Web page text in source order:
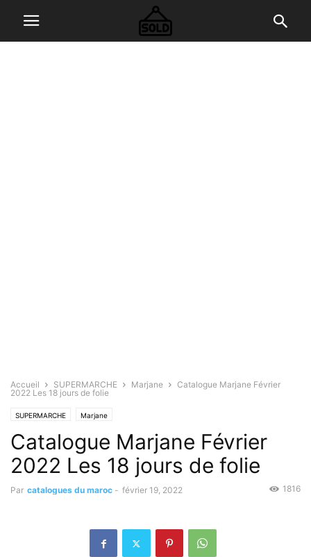
Accueil SUPERMARCHE Marjane
Catalogue Marjane Février
2022 Les 18 jours de folie
SUPERMARCHE Marjane
Catalogue Marjane Février
2022 Les 18 jours de folie
Par catalogues du maroc - février 19, 2022 1816